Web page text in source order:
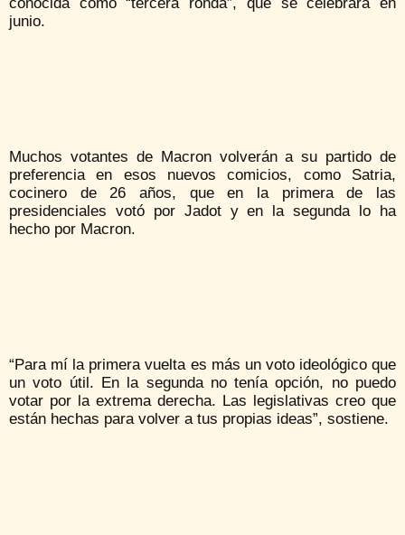
junio.
Muchos votantes de Macron volverán a su partido de
preferencia en esos nuevos comicios, como Satria,
cocinero de 26 años, que en la primera de las
presidenciales votó por Jadot y en la segunda lo ha
hecho por Macron.
“Para mí la primera vuelta es más un voto ideológico que
un voto útil. En la segunda no tenía opción, no puedo
votar por la extrema derecha. Las legislativas creo que
están hechas para volver a tus propias ideas”, sostiene.